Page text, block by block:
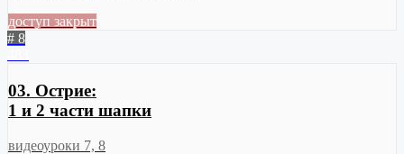
доступ закрыт
# 8
03. Острие:
1 и 2 части шапки
видеоуроки 7, 8